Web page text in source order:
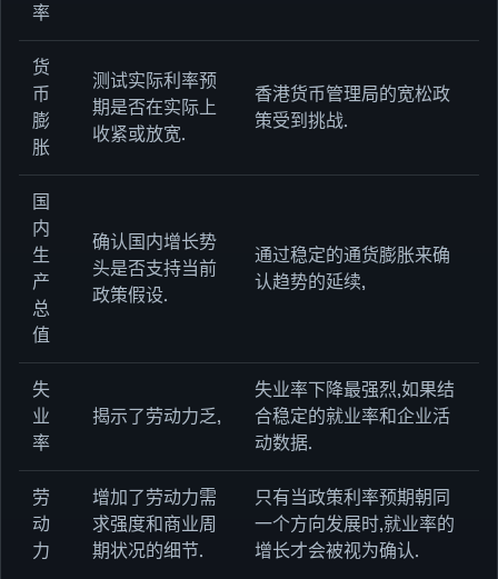
率
货
币
膨
胀
测试实际利率预
期是否在实际上
收紧或放宽.
香港货币管理局的宽松政
策受到挑战.
国
内
生
产
总
值
确认国内增长势
头是否支持当前
政策假设.
通过稳定的通货膨胀来确
认趋势的延续,
失
业
率
揭示了劳动力乏,
失业率下降最强烈,如果结
合稳定的就业率和企业活
动数据.
劳
动
力
增加了劳动力需
求强度和商业周
期状况的细节.
只有当政策利率预期朝同
一个方向发展时,就业率的
增长才会被视为确认.